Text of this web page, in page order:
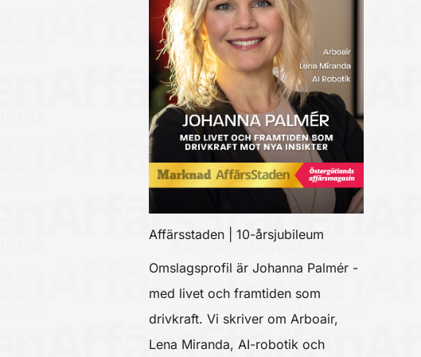
Affärsstaden | 10-årsjubileum
Omslagsprofil är Johanna Palmér -
med livet och framtiden som
drivkraft. Vi skriver om Arboair,
Lena Miranda, AI-robotik och